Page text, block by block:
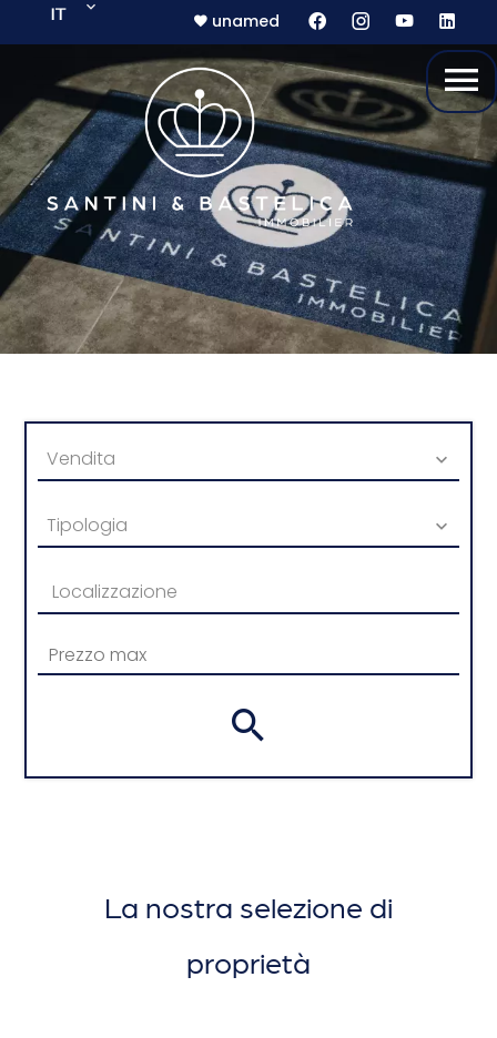
IT unamed
Vendita
Tipologia
Localizzazione
La nostra selezione di
proprietà